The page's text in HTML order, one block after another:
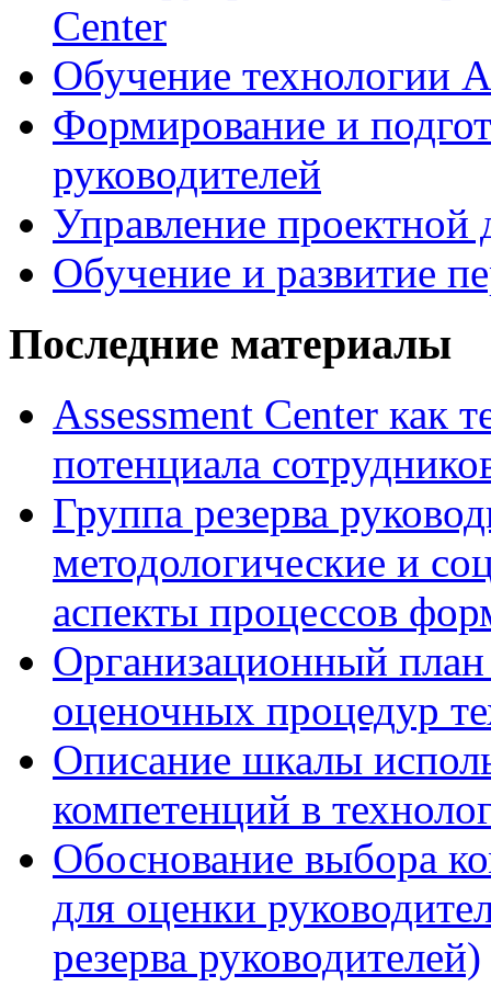
Center
Обучение технологии
Формирование и
руководителей
Управление проектной
Обучение и развитие
Последние материалы
Assessment Center как
потенциала
Группа резерва
методологические и
аспекты процессов
Организационный
оценочных процедур
Описание шкалы
компетенций в
Обоснование выбора
для оценки
резерва руководителей)